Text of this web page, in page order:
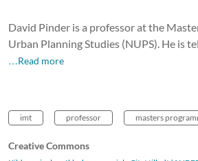
David Pinder is a professor at the
Urban Planning Studies (NUPS). He is
…Read more
imt professor masters
Creative Commons